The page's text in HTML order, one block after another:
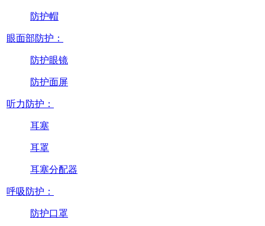
防护帽
眼面部防护：
防护眼镜
防护面屏
听力防护：
耳塞
耳罩
耳塞分配器
呼吸防护：
防护口罩